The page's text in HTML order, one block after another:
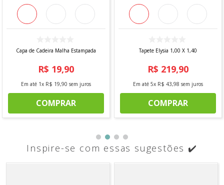
Capa de Cadeira Malha Estampada
R$ 19,90
Em até 1x R$ 19,90 sem juros
COMPRAR
Tapete Elysia 1,00 X 1,40
R$ 219,90
Em até 5x R$ 43,98 sem juros
COMPRAR
Inspire-se com essas sugestões ✔️